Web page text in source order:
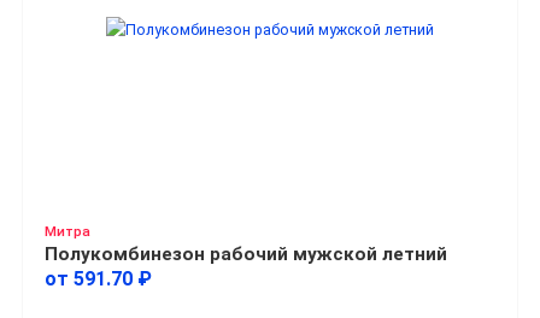
Митра
Полукомбинезон рабочий мужской летний
от 591.70 ₽